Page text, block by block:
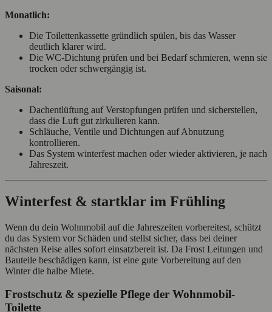
Monatlich:
Die Toilettenkassette gründlich spülen, bis das Wasser
deutlich klarer wird.
Die WC‑Dichtung prüfen und bei Bedarf schmieren, wenn sie
trocken oder schwergängig ist.
Saisonal:
Dachentlüftung auf Verstopfungen prüfen und sicherstellen,
dass die Luft gut zirkulieren kann.
Schläuche, Ventile und Dichtungen auf Abnutzung
kontrollieren.
Das System winterfest machen oder wieder aktivieren, je nach
Jahreszeit.
Winterfest & startklar im Frühling
Wenn du dein Wohnmobil auf die Jahreszeiten vorbereitest, schützt
du das System vor Schäden und stellst sicher, dass bei deiner
nächsten Reise alles sofort einsatzbereit ist. Da Frost Leitungen und
Bauteile beschädigen kann, ist eine gute Vorbereitung auf den
Winter die halbe Miete.
Frostschutz & spezielle Pflege der Wohnmobil-
Toilette